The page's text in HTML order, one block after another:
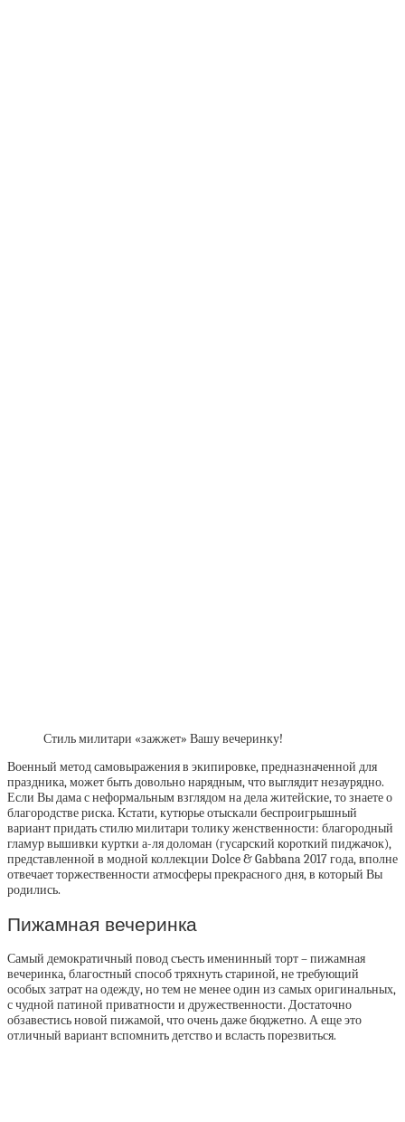
Стиль милитари «зажжет» Вашу вечеринку!
Военный метод самовыражения в экипировке, предназначенной для
праздника, может быть довольно нарядным, что выглядит незаурядно.
Если Вы дама с неформальным взглядом на дела житейские, то знаете о
благородстве риска. Кстати, кутюрье отыскали беспроигрышный
вариант придать стилю милитари толику женственности: благородный
гламур вышивки куртки а-ля доломан (гусарский короткий пиджачок),
представленной в модной коллекции Dolce & Gabbana 2017 года, вполне
отвечает торжественности атмосферы прекрасного дня, в который Вы
родились.
Пижамная вечеринка
Самый демократичный повод съесть именинный торт – пижамная
вечеринка, благостный способ тряхнуть стариной, не требующий
особых затрат на одежду, но тем не менее один из самых оригинальных,
с чудной патиной приватности и дружественности. Достаточно
обзавестись новой пижамой, что очень даже бюджетно. А еще это
отличный вариант вспомнить детство и всласть порезвиться.